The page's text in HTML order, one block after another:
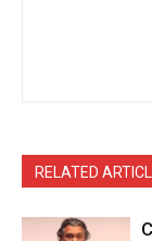
RELATED